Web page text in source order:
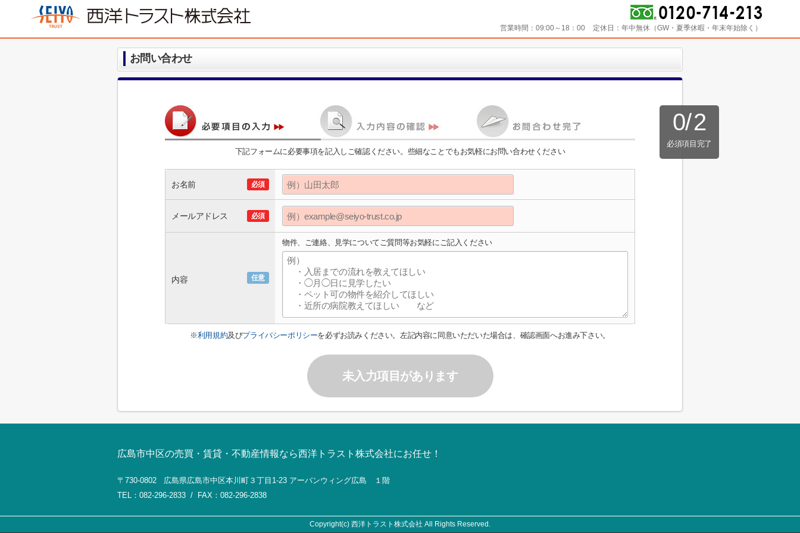
営業時間： 09:00～18：00 定休日： 年中無休（GW・夏季休暇・年末年始除く）
お問い合わせ
0/2
必須項目完了
下記フォームに必要事項を記入しご確認ください。些細なことでもお気軽にお問い合わせください
お名前 必須
メールアドレス 必須
内容 任意
物件、ご連絡、見学についてご質問等お気軽にご記入ください
※利用規約及びプライバシーポリシーを必ずお読みください。左記内容に同意いただいた場合は、確認画面へお進み下さい。
未入力項目があります
広島市中区の売買・賃貸・不動産情報なら西洋トラスト株式会社にお任せ！
〒730-0802 広島県広島市中区本川町３丁目1-23 アーバンウィング広島 １階
TEL：082-296-2833 / FAX：082-296-2838
Copyright(c) 西洋トラスト株式会社 All Rights Reserved.